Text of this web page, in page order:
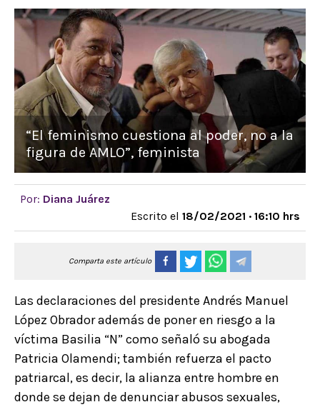
“El feminismo cuestiona al poder, no a la
figura de AMLO”, feminista
Por: Diana Juárez
Escrito el 18/02/2021 · 16:10 hrs
Comparta este artículo
Las declaraciones del presidente Andrés Manuel
López Obrador además de poner en riesgo a la
víctima Basilia “N” como señaló su abogada
Patricia Olamendi; también refuerza el pacto
patriarcal, es decir, la alianza entre hombre en
donde se dejan de denunciar abusos sexuales,